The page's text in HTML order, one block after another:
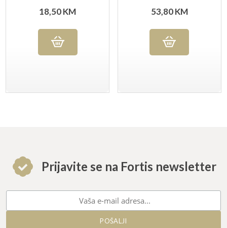
18,50KM 53,80KM
Prijavite se na Fortis newsletter